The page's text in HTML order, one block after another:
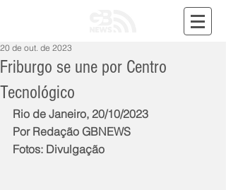
Friburgo se une por Centro
Tecnológico
20 de out. de 2023
Rio de Janeiro, 20/10/2023
Por Redação GBNEWS
Fotos: Divulgação